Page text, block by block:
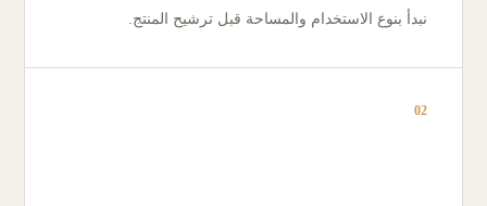
نبدأ بنوع الاستخدام والمساحة قبل ترشيح المنتج.
02